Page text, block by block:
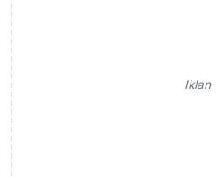
Iklan